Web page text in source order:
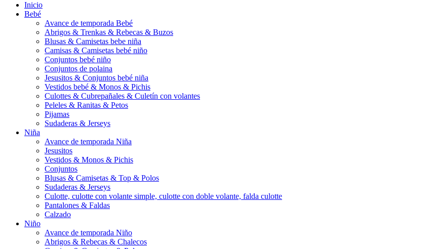
Inicio
Bebé
Avance de temporada Bebé
Abrigos & Trenkas & Rebecas & Buzos
Blusas & Camisetas bebe niña
Camisas & Camisetas bebé niño
Conjuntos bebé niño
Conjuntos de polaina
Jesusitos & Conjuntos bebé niña
Vestidos bebé & Monos & Pichis
Culottes & Cubrepañales & Culetín con volantes
Peleles & Ranitas & Petos
Pijamas
Sudaderas & Jerseys
Niña
Avance de temporada Niña
Jesusitos
Vestidos & Monos & Pichis
Conjuntos
Blusas & Camisetas & Top & Polos
Sudaderas & Jerseys
Culotte, culotte con volante simple, culotte con doble volante, falda culotte
Pantalones & Faldas
Calzado
Niño
Avance de temporada Niño
Abrigos & Rebecas & Chalecos